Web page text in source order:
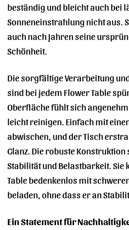
beständig und bleicht auch bei
Sonneneinstrahlung nicht aus.
auch nach Jahren seine
Schönheit.
Die sorgfältige Verarbeitung
sind bei jedem Flower Table
Oberfläche fühlt sich
leicht reinigen. Einfach mit
abwischen, und der Tisch
Glanz. Die robuste
Stabilität und Belastbarkeit. Sie
Table bedenkenlos mit
beladen, ohne dass er an
Ein Statement für